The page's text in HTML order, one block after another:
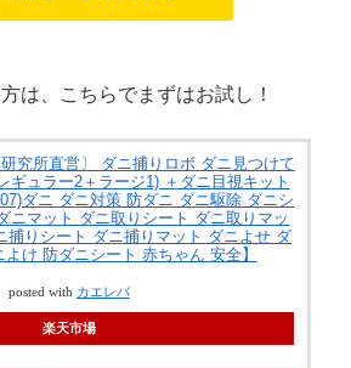
は、こちらでまずはお試し！
研究所直営〕 ダニ捕りロボ ダニ見つけて
ギュラー2＋ラージ1) ＋ダニ目視キット
ダニ ダニ対策 防ダニ ダニ駆除 ダニシ
ニマット ダニ取りシート ダニ取りマッ
捕りシート ダニ捕りマット ダニよせ ダ
よけ 防ダニシート 赤ちゃん 安全】
posted with カエレバ
楽天市場